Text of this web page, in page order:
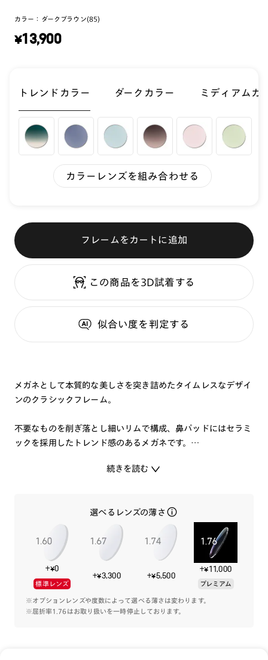
カラー： ダークブラウン(85)
¥13,900
トレンドカラー ダークカラー ミディアムカ
カラーレンズを組み合わせる
フレームをカートに追加
この商品を3D試着する
似合い度を判定する
メガネとして本質的な美しさを突き詰めたタイムレスなデザイ
ンのクラシックフレーム。
不要なものを削ぎ落とし細いリムで構成、鼻パッドにはセラミ
ックを採用したトレンド感のあるメガネです。
を重ねた光沢感やブリッジの美しい曲線など、上品さが際立ち
続きを読む
選べるレンズの薄さ
+¥0
標準レンズ
+¥3,300 +¥5,500
+¥11,000
プレミアム
※オプションレンズや度数によって選べる薄さは変わります。
※屈折率1.76はお取り扱いを一時停止しております。